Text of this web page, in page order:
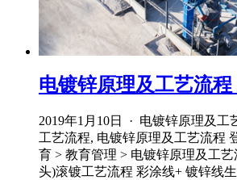
电镀锌原理及工艺流程
2019年1月10日 · 电镀锌原理及工
工艺流程, 电镀锌原理及工艺流程
育 > 教育管理 > 电镀锌原理及工
头)滚镀工艺流程 彩涂线+ 镀锌线